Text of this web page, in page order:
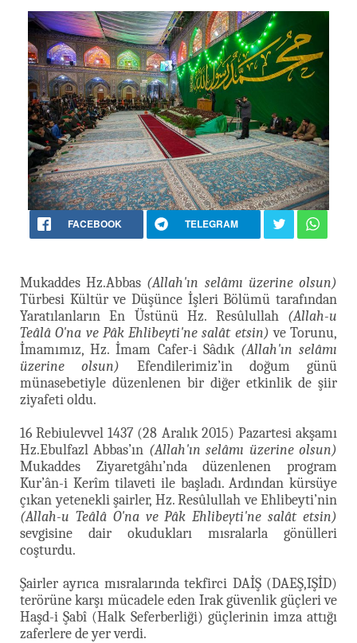
FACEBOOK TELEGRAM
Mukaddes Hz.Abbas (Allah'ın selâmı üzerine olsun)
Türbesi Kültür ve Düşünce İşleri Bölümü tarafından
Yaratılanların En Üstünü Hz. Resûlullah (Allah-u
Teâlâ O'na ve Pâk Ehlibeyti'ne salât etsin) ve Torunu,
İmamımız, Hz. İmam Cafer-i Sâdık (Allah'ın selâmı
üzerine olsun) Efendilerimiz’in doğum günü
münasebetiyle düzenlenen bir diğer etkinlik de şiir
ziyafeti oldu.
16 Rebiulevvel 1437 (28 Aralık 2015) Pazartesi akşamı
Hz.Ebulfazl Abbas’ın (Allah'ın selâmı üzerine olsun)
Mukaddes Ziyaretgâhı’nda düzenlenen program
Kur’ân-i Kerîm tilaveti ile başladı. Ardından kürsüye
çıkan yetenekli şairler, Hz. Resûlullah ve Ehlibeyti’nin
(Allah-u Teâlâ O'na ve Pâk Ehlibeyti'ne salât etsin)
sevgisine dair okudukları mısralarla gönülleri
coşturdu.
Şairler ayrıca mısralarında tekfirci DAİŞ (DAEŞ,IŞİD)
terörüne karşı mücadele eden Irak güvenlik güçleri ve
Haşd-i Şabî (Halk Seferberliği) güçlerinin imza attığı
zaferlere de yer verdi.